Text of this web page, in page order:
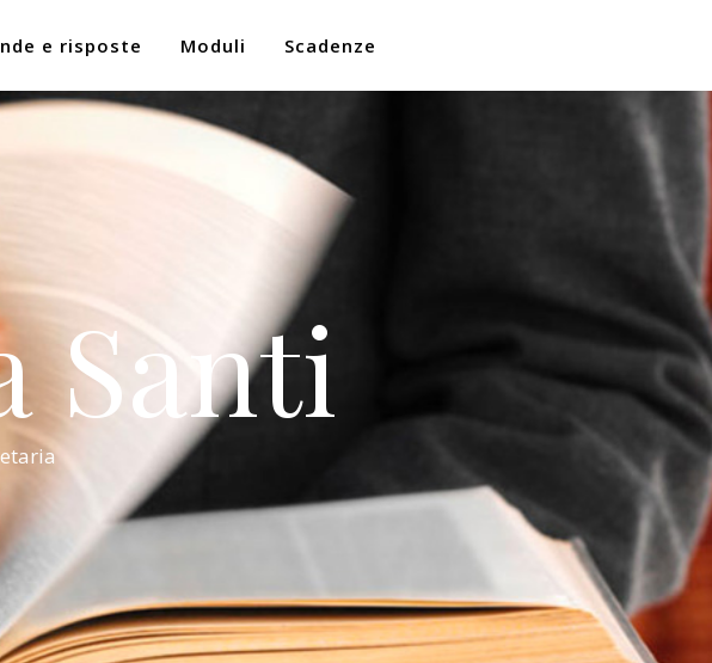
e risposte Moduli Scadenze
Santi